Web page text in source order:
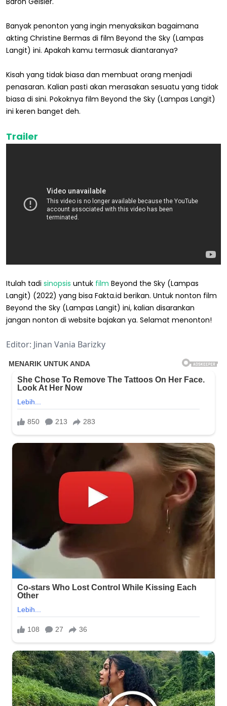
Banyak penonton yang ingin menyaksikan bagaimana
akting Christine Bermas di film Beyond the Sky (Lampas
Langit) ini. Apakah kamu termasuk diantaranya?
Kisah yang tidak biasa dan membuat orang menjadi
penasaran. Kalian pasti akan merasakan sesuatu yang tidak
biasa di sini. Pokoknya film Beyond the Sky (Lampas Langit)
ini keren banget deh.
Trailer
Itulah tadi sinopsis untuk film Beyond the Sky (Lampas
Langit) (2022) yang bisa Fakta.id berikan. Untuk nonton film
Beyond the Sky (Lampas Langit) ini, kalian disarankan
jangan nonton di website bajakan ya. Selamat menonton!
Editor: Jinan Vania Barizky